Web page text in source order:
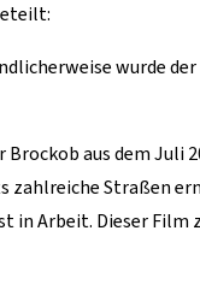
wurde
aus dem Juli
zahlreiche Straßen
in Arbeit. Dieser Film